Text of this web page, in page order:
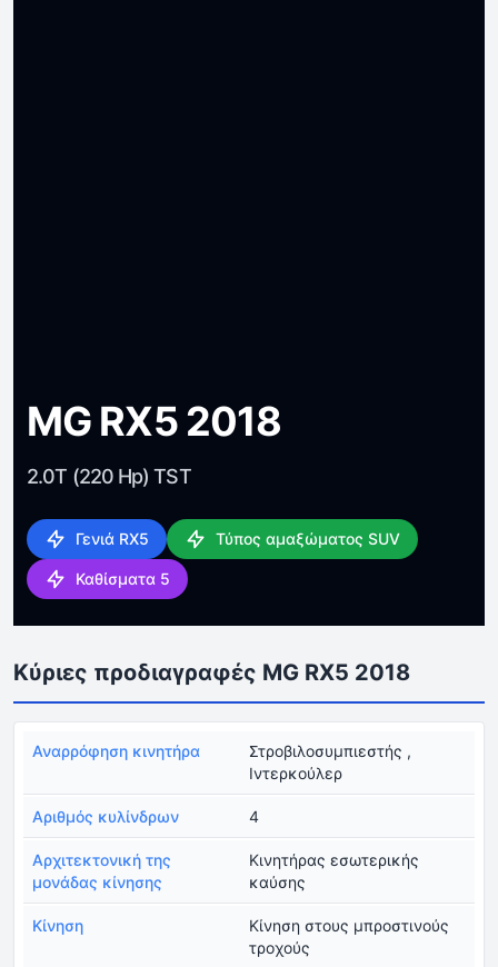
MG RX5 2018
2.0T (220 Hp) TST
Γενιά RX5 Τύπος αμαξώματος SUV
Καθίσματα 5
Κύριες προδιαγραφές MG RX5 2018
Αναρρόφηση κινητήρα
Στροβιλοσυμπιεστής ,
Ιντερκούλερ
Αριθμός κυλίνδρων 4
Αρχιτεκτονική της
μονάδας κίνησης
Κινητήρας εσωτερικής
καύσης
Κίνηση
Κίνηση στους μπροστινούς
τροχούς